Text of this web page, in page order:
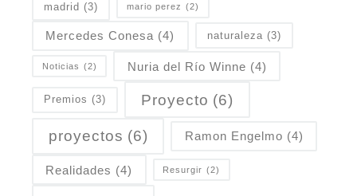
madrid (3) mario perez (2)
Mercedes Conesa (4) naturaleza (3)
Noticias (2) Nuria del Río Winne (4)
Premios (3) Proyecto (6)
proyectos (6) Ramon Engelmo (4)
Realidades (4) Resurgir (2)